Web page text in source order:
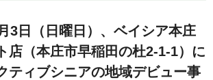
3日（日曜日）、ベイシア本庄
店（本庄市早稲田の杜2-1-1）に
ティブシニアの地域デビュー事